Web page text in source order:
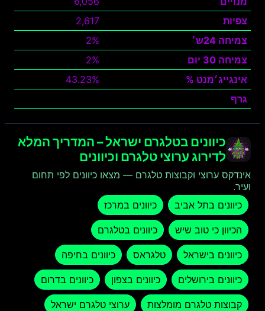
צפיות
2,617
צמיחה 24ש׳
2%
צמיחה 30 יום
2%
אינגייג׳מנט %
43.23%
גרף
כיוונים בטלגרם ישראל – המדריך המלא
לדירוג ערוצי טלגרם וכיוונים
אינדקס ערוצי וקבוצות טלגרם — מצאו כיוונים לפי תחום
ועיר.
כיוונים בתל אביב
כיוונים במרכז
הכיוון כי טוב שיש כיוונים בטלגרם
כיוונים בישראל טלגראס כיוונים בחיפה
כיוונים בירושלים כיוונים בצפון כיוונים בדרום
קבוצות טלגרם מומלצות ערוצי טלגרם ישראל